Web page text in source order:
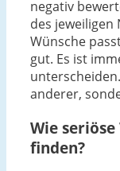
negativ
des jeweiligen
Wünsche
gut. Es ist
anderer,
Wie
finden?